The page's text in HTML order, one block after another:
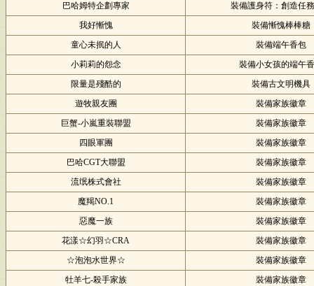
巴哈姆特企劃專家
裝備護身符：創造任
我好慚愧
裝備慚愧棒棒糖
童心未抿的人
裝備端午香包
小莉莉的怨念
裝備小女孩的端午
限量是殘酷的
裝備古文明機具
遊牧親友團
裝備家族徽章
巨蟹-小嵐重裝聯盟
裝備家族徽章
四眼軍團
裝備家族徽章
巴哈CGT大聯盟
裝備家族徽章
流氓株式會社
裝備家族徽章
魔羯NO.1
裝備家族徽章
惡魔一族
裝備家族徽章
花漾☆幻羽☆CRA
裝備家族徽章
☆泡泡水世界☆
裝備家族徽章
牡羊七-殺手家族
裝備家族徽章